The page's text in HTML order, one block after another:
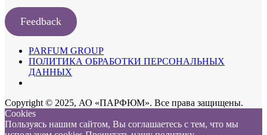
Feedback
PARFUM GROUP
ПОЛИТИКА ОБРАБОТКИ ПЕРСОНАЛЬНЫХ
ДАННЫХ
Copyright © 2025, АО «ПАРФЮМ». Все права защищены.
Cookies
Пользуясь нашим сайтом, Вы соглашаетесь с тем, что мы